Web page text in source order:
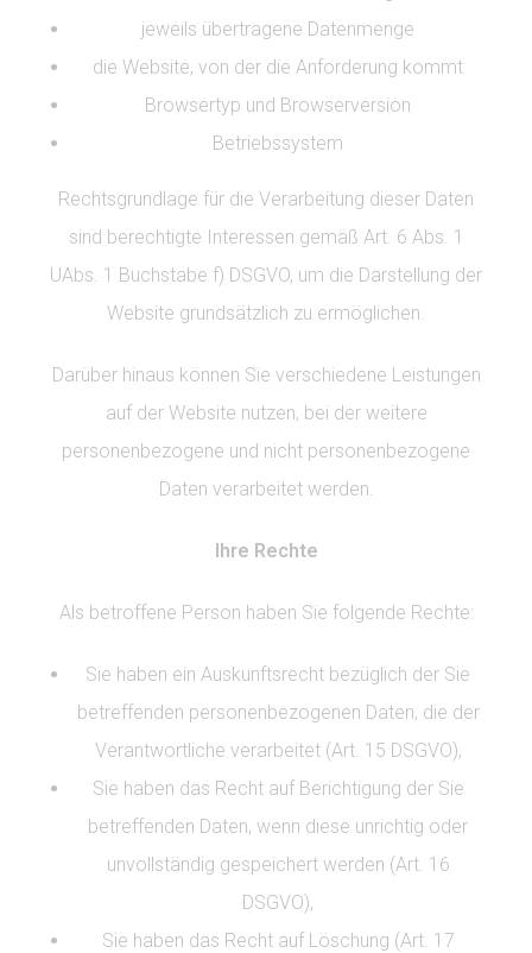
jeweils übertragene Datenmenge
die Website, von der die Anforderung kommt
Browsertyp und Browserversion
Betriebssystem
Rechtsgrundlage für die Verarbeitung dieser Daten
sind berechtigte Interessen gemäß Art. 6 Abs. 1
UAbs. 1 Buchstabe f) DSGVO, um die Darstellung der
Website grundsätzlich zu ermöglichen.
Darüber hinaus können Sie verschiedene Leistungen
auf der Website nutzen, bei der weitere
personenbezogene und nicht personenbezogene
Daten verarbeitet werden.
Ihre Rechte
Als betroffene Person haben Sie folgende Rechte:
Sie haben ein Auskunftsrecht bezüglich der Sie
betreffenden personenbezogenen Daten, die der
Verantwortliche verarbeitet (Art. 15 DSGVO),
Sie haben das Recht auf Berichtigung der Sie
betreffenden Daten, wenn diese unrichtig oder
unvollständig gespeichert werden (Art. 16
DSGVO),
Sie haben das Recht auf Löschung (Art. 17